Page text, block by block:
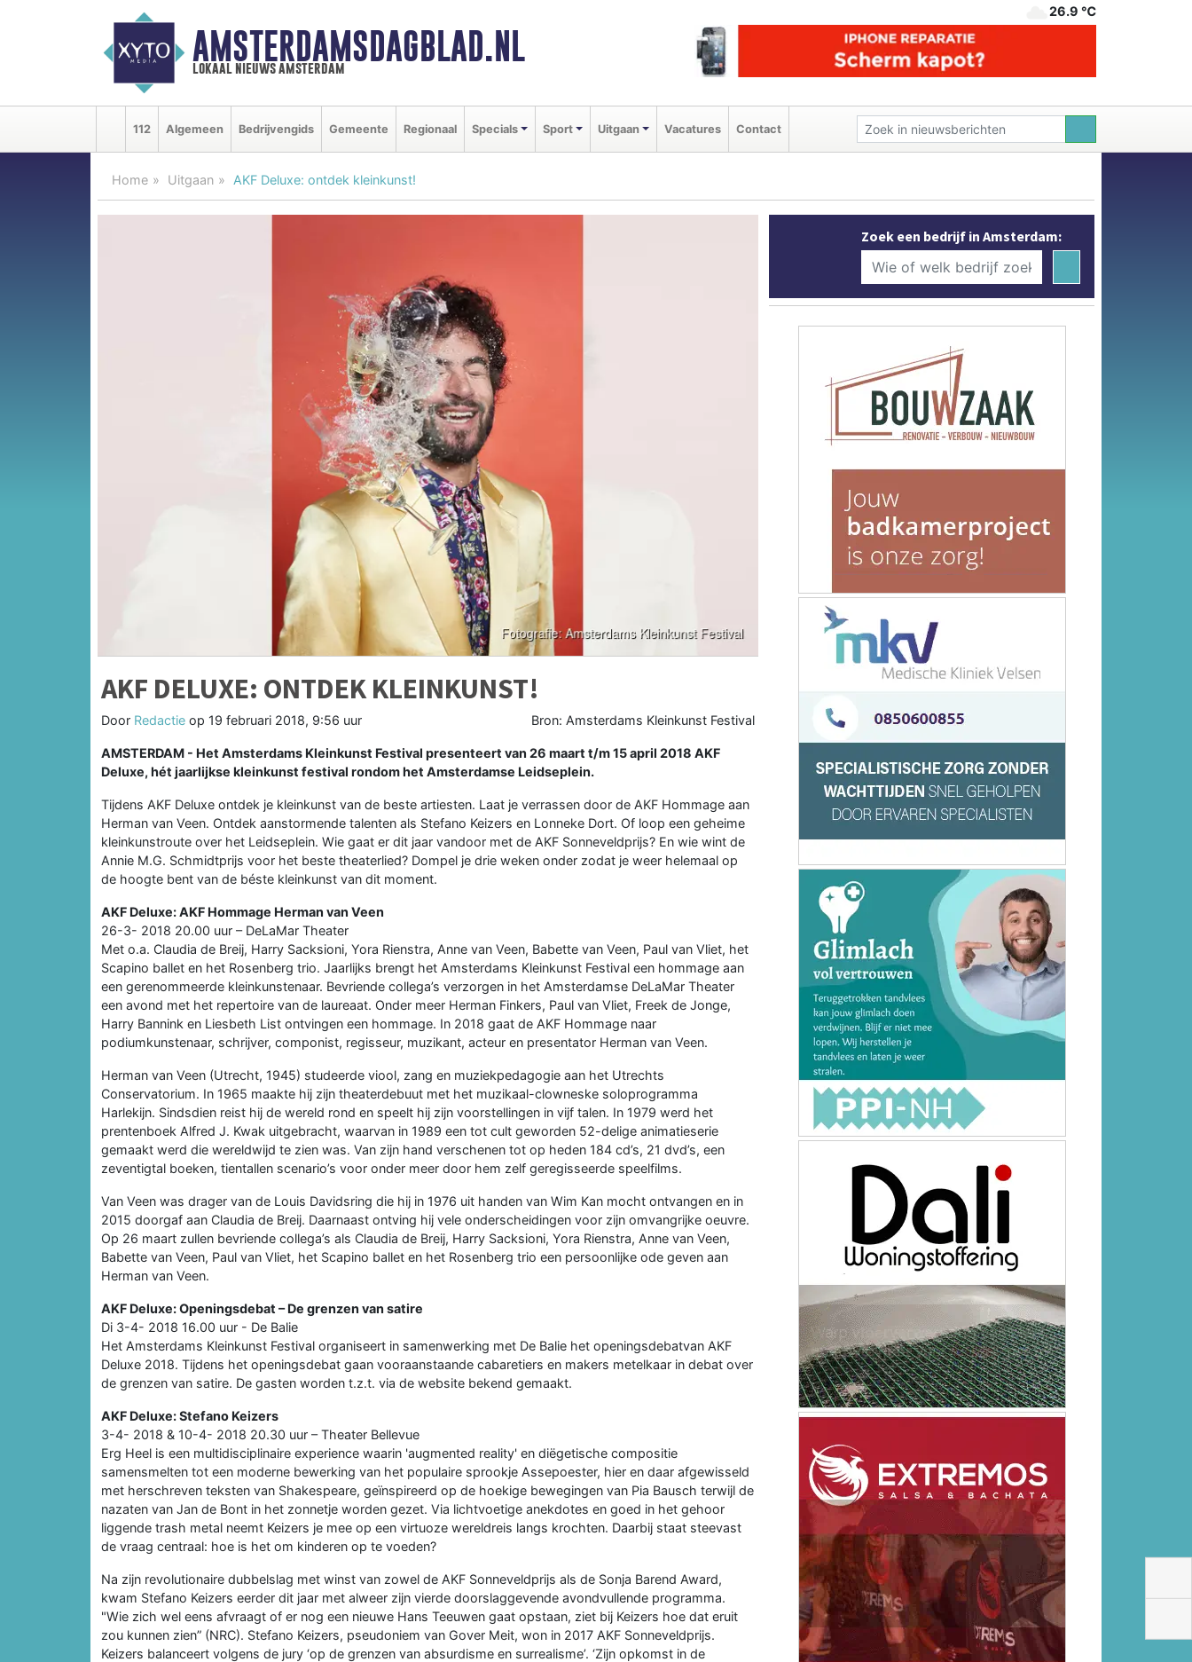
AMSTERDAMSDAGBLAD.NL
lokaal nieuws amsterdam
26.9 ℃
112 Algemeen Bedrijvengids Gemeente Regionaal Specials Sport Uitgaan Vacatures Contact
Home Uitgaan AKF Deluxe: ontdek kleinkunst!
AKF DELUXE: ONTDEK KLEINKUNST!
Door Redactie op 19 februari 2018, 9:56 uur Bron: Amsterdams Kleinkunst Festival
AMSTERDAM - Het Amsterdams Kleinkunst Festival presenteert van 26 maart t/m 15 april 2018 AKF
Deluxe, hét jaarlijkse kleinkunst festival rondom het Amsterdamse Leidseplein.
Tijdens AKF Deluxe ontdek je kleinkunst van de beste artiesten. Laat je verrassen door de AKF Hommage aan
Herman van Veen. Ontdek aanstormende talenten als Stefano Keizers en Lonneke Dort. Of loop een geheime
kleinkunstroute over het Leidseplein. Wie gaat er dit jaar vandoor met de AKF Sonneveldprijs? En wie wint de
Annie M.G. Schmidtprijs voor het beste theaterlied? Dompel je drie weken onder zodat je weer helemaal op
de hoogte bent van de béste kleinkunst van dit moment.
AKF Deluxe: AKF Hommage Herman van Veen
26-3- 2018 20.00 uur – DeLaMar Theater
Met o.a. Claudia de Breij, Harry Sacksioni, Yora Rienstra, Anne van Veen, Babette van Veen, Paul van Vliet, het
Scapino ballet en het Rosenberg trio. Jaarlijks brengt het Amsterdams Kleinkunst Festival een hommage aan
een gerenommeerde kleinkunstenaar. Bevriende collega’s verzorgen in het Amsterdamse DeLaMar Theater
een avond met het repertoire van de laureaat. Onder meer Herman Finkers, Paul van Vliet, Freek de Jonge,
Harry Bannink en Liesbeth List ontvingen een hommage. In 2018 gaat de AKF Hommage naar
podiumkunstenaar, schrijver, componist, regisseur, muzikant, acteur en presentator Herman van Veen.
Herman van Veen (Utrecht, 1945) studeerde viool, zang en muziekpedagogie aan het Utrechts
Conservatorium. In 1965 maakte hij zijn theaterdebuut met het muzikaal-clowneske soloprogramma
Harlekijn. Sindsdien reist hij de wereld rond en speelt hij zijn voorstellingen in vijf talen. In 1979 werd het
prentenboek Alfred J. Kwak uitgebracht, waarvan in 1989 een tot cult geworden 52-delige animatieserie
gemaakt werd die wereldwijd te zien was. Van zijn hand verschenen tot op heden 184 cd’s, 21 dvd’s, een
zeventigtal boeken, tientallen scenario’s voor onder meer door hem zelf geregisseerde speelfilms.
Van Veen was drager van de Louis Davidsring die hij in 1976 uit handen van Wim Kan mocht ontvangen en in
2015 doorgaf aan Claudia de Breij. Daarnaast ontving hij vele onderscheidingen voor zijn omvangrijke oeuvre.
Op 26 maart zullen bevriende collega’s als Claudia de Breij, Harry Sacksioni, Yora Rienstra, Anne van Veen,
Babette van Veen, Paul van Vliet, het Scapino ballet en het Rosenberg trio een persoonlijke ode geven aan
Herman van Veen.
AKF Deluxe: Openingsdebat – De grenzen van satire
Di 3-4- 2018 16.00 uur - De Balie
Het Amsterdams Kleinkunst Festival organiseert in samenwerking met De Balie het openingsdebatvan AKF
Deluxe 2018. Tijdens het openingsdebat gaan vooraanstaande cabaretiers en makers metelkaar in debat over
de grenzen van satire. De gasten worden t.z.t. via de website bekend gemaakt.
AKF Deluxe: Stefano Keizers
3-4- 2018 & 10-4- 2018 20.30 uur – Theater Bellevue
Erg Heel is een multidisciplinaire experience waarin 'augmented reality' en diëgetische compositie
samensmelten tot een moderne bewerking van het populaire sprookje Assepoester, hier en daar afgewisseld
met herschreven teksten van Shakespeare, geïnspireerd op de hoekige bewegingen van Pia Bausch terwijl de
nazaten van Jan de Bont in het zonnetje worden gezet. Via lichtvoetige anekdotes en goed in het gehoor
liggende trash metal neemt Keizers je mee op een virtuoze wereldreis langs krochten. Daarbij staat steevast
de vraag centraal: hoe is het om kinderen op te voeden?
Na zijn revolutionaire dubbelslag met winst van zowel de AKF Sonneveldprijs als de Sonja Barend Award,
kwam Stefano Keizers eerder dit jaar met alweer zijn vierde doorslaggevende avondvullende programma.
"Wie zich wel eens afvraagt of er nog een nieuwe Hans Teeuwen gaat opstaan, ziet bij Keizers hoe dat eruit
zou kunnen zien” (NRC). Stefano Keizers, pseudoniem van Gover Meit, won in 2017 AKF Sonneveldprijs.
Keizers balanceert volgens de jury ‘op de grenzen van absurdisme en surrealisme’. ‘Zijn opkomst in de
Zoek een bedrijf in Amsterdam: